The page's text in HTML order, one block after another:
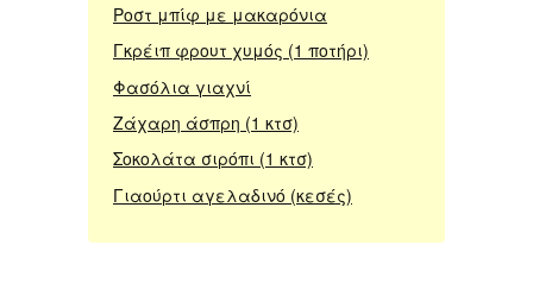
Ροστ μπίφ με μακαρόνια
Γκρέιπ φρουτ χυμός (1 ποτήρι)
Φασόλια γιαχνί
Ζάχαρη άσπρη (1 κτσ)
Σοκολάτα σιρόπι (1 κτσ)
Γιαούρτι αγελαδινό (κεσές)